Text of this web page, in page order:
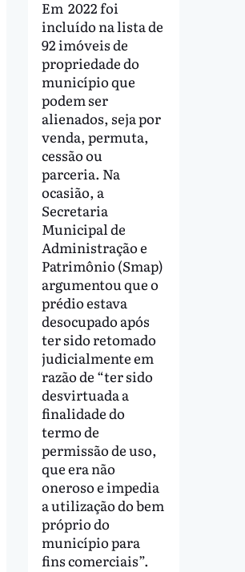
Em 2022 foi
incluído na lista de
92 imóveis de
propriedade do
município que
podem ser
alienados, seja por
venda, permuta,
cessão ou
parceria. Na
ocasião, a
Secretaria
Municipal de
Administração e
Patrimônio (Smap)
argumentou que o
prédio estava
desocupado após
ter sido retomado
judicialmente em
razão de “ter sido
desvirtuada a
finalidade do
termo de
permissão de uso,
que era não
oneroso e impedia
a utilização do bem
próprio do
município para
fins comerciais”.